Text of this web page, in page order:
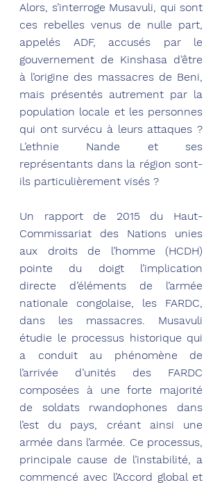
Alors, s’interroge Musavuli, qui sont
ces rebelles venus de nulle part,
appelés ADF, accusés par le
gouvernement de Kinshasa d’être
à l’origine des massacres de Beni,
mais présentés autrement par la
population locale et les personnes
qui ont survécu à leurs attaques ?
L’ethnie Nande et ses
représentants dans la région sont-
ils particulièrement visés ?
Un rapport de 2015 du Haut-
Commissariat des Nations unies
aux droits de l’homme (HCDH)
pointe du doigt l’implication
directe d’éléments de l’armée
nationale congolaise, les FARDC,
dans les massacres. Musavuli
étudie le processus historique qui
a conduit au phénomène de
l’arrivée d’unités des FARDC
composées à une forte majorité
de soldats rwandophones dans
l’est du pays, créant ainsi une
armée dans l’armée. Ce processus,
principale cause de l’instabilité, a
commencé avec l’Accord global et